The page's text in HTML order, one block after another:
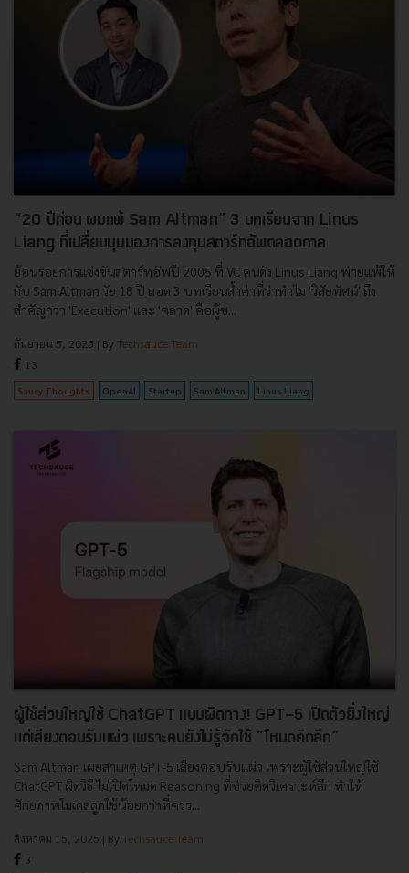
“20 ปีก่อน ผมแพ้ Sam Altman” 3 บทเรียนจาก Linus
Liang ที่เปลี่ยนมุมมองการลงทุนสตาร์ทอัพตลอดกาล
ย้อนรอยการแข่งขันสตาร์ทอัพปี 2005 ที่ VC คนดัง Linus Liang พ่ายแพ้ให้
กับ Sam Altman วัย 18 ปี ถอด 3 บทเรียนล้ำค่าที่ว่าทำไม 'วิสัยทัศน์' ถึง
สำคัญกว่า 'Execution' และ 'ตลาด' คือผู้ช...
กันยายน 5, 2025 | By Techsauce Team
13
Saucy Thoughts OpenAI Startup Sam Altman Linus Liang
ผู้ใช้ส่วนใหญ่ใช้ ChatGPT แบบผิดทาง! GPT-5 เปิดตัวยิ่งใหญ่
แต่เสียงตอบรับแผ่ว เพราะคนยังไม่รู้จักใช้ “โหมดคิดลึก”
Sam Altman เผยสาเหตุ GPT-5 เสียงตอบรับแผ่ว เพราะผู้ใช้ส่วนใหญ่ใช้
ChatGPT ผิดวิธี ไม่เปิดโหมด Reasoning ที่ช่วยคิดวิเคราะห์ลึก ทำให้
ศักยภาพโมเดลถูกใช้น้อยกว่าที่ควร...
สิงหาคม 15, 2025 | By Techsauce Team
3